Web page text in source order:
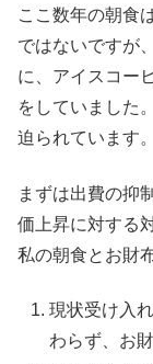
ここ数年の朝食
ではないですが
に、アイスコー
をしていました
迫られています。
まずは出費の抑
価上昇に対する
私の朝食とお財
現状受け入
わらず、お